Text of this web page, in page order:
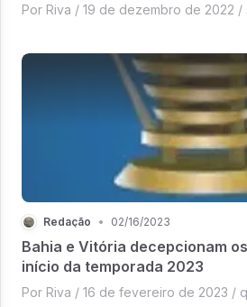
Por Riva / 19 de dezembro de 2022 /
Redação • 02/16/2023
Bahia e Vitória decepcionam
início da temporada 2023
Por Riva / 16 de fevereiro de 2023 /